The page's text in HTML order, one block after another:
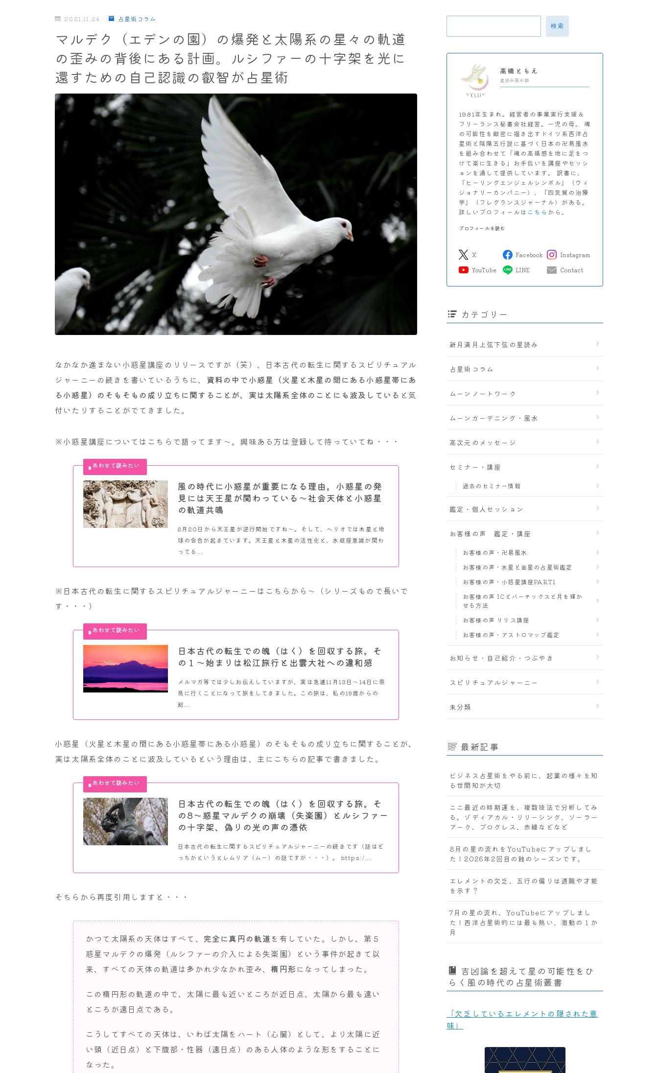
2021.11.24 占星術コラム
マルデク（エデンの園）の爆発と太陽系の星々の軌道
の歪みの背後にある計画。ルシファーの十字架を光に
還すための自己認識の叡智が占星術
なかなか進まない小惑星講座のリリースですが（笑）、日本古代の転生に関するスピリチュアル
ジャーニーの続きを書いているうちに、 資料の中で小惑星（火星と木星の間にある小惑星帯にあ
る小惑星）のそもそもの成り立ちに関することが、実は太陽系全体のことにも波及している と気
付いたりすることがでてきました。
※小惑星講座についてはこちらで語ってます～。興味ある方は登録して待っていてね・・・
風の時代に小惑星が重要になる理由。小惑星の発
見には天王星が関わっている～社会天体と小惑星
の軌道共鳴
8月20日から天王星が逆行開始ですね～。そして、ヘリオでは木星と地
球の会合が起きています。天王星と木星の活性化と、水瓶座意識が関わ
ってる...
※日本古代の転生に関するスピリチュアルジャーニーはこちらから～（シリーズもので長いで
す・・・）
日本古代の転生での魄（はく）を回収する旅。そ
の１～始まりは松江旅行と出雲大社への違和感
メルマガ等では少しお伝えしていますが、実は急遽11月13日～14日に奈
良に行くことになって旅をしてきました。この旅は、私の19歳からの
総...
小惑星（火星と木星の間にある小惑星帯にある小惑星）のそもそもの成り立ちに関することが、
実は太陽系全体のことに波及しているという理由は、主にこちらの記事で書きました。
日本古代の転生での魄（はく）を回収する旅。そ
の8～惑星マルデクの崩壊（失楽園）とルシファー
の十字架、偽りの光の声の憑依
日本古代の転生に関するスピリチュアルジャーニーの続きです（話はど
っちかというとレムリア（ムー）の話ですが・・・）。 https:/...
そちらから再度引用しますと・・・
かつて太陽系の天体はすべて、 完全に真円の軌道を有していた。しかし、第５
惑星マルデクの爆発（ルシファーの介入による失楽園）という事件が起きて以
来、すべての天体の軌道は多かれ少なかれ歪み、 楕円形 になってしまった。
この楕円形の軌道の中で、太陽に最も近いところが近日点、太陽から最も遠い
ところが遠日点である。
こうしてすべての天体は、いわば太陽をハート（心臓）として、より太陽に近
い頭（近日点）と下腹部・性器（遠日点）のある人体のような形をすることに
なった。
検索
高橋ともえ
星読み風水師
1981年生まれ。経営者の事業実行支援＆
フリーランス秘書会社経営。一児の母。 魂
の可能性を緻密に描き出すドイツ系西洋占
星術と陰陽五行説に基づく日本の卍易風水
を組み合わせて「魂の高揚感を地に足をつ
けて楽に生きる」お手伝いを講座やセッシ
ョンを通して提供しています。 訳書に、
『ヒーリングエンジェルシンボル』（ヴィ
ジョナリーカンパニー）、『四気質の治療
学』（フレグランスジャーナル）がある。
詳しいプロフィールは こちら から。
プロフィールを読む
X Facebook
Instagram
YouTube
LINE Contact
カテゴリー
新月満月上弦下弦の星読み
占星術コラム
ムーンノートワーク
ムーンガーデニング・風水
高次元のメッセージ
セミナー・講座
過去のセミナー情報
鑑定・個人セッション
お客様の声 鑑定・講座
お客様の声・卍易風水
お客様の声・水星と金星の占星術鑑定
お客様の声・小惑星講座PART1
お客様の声 ICとバーテックスと月を輝か
せる方法
お客様の声 リリス講座
お客様の声・アストロマップ鑑定
お知らせ・自己紹介・つぶやき
スピリチュアルジャーニー
未分類
最新記事
ビジネス占星術をやる前に、起業の様々を知
る世間知が大切
ここ最近の時期運を、複数技法で分析してみ
る。ゾディアカル・リリーシング、ソーラー
アーク、プログレス、赤緯などなど
8月の星の流れをYouTubeにアップしまし
た！2026年2回目の蝕のシーズンです。
エレメントの欠乏、五行の偏りは適職や才能
を示す？
7月の星の流れ、YouTubeにアップしまし
た！西洋占星術的には最も熱い、激動の１か
月
吉凶論を超えて星の可能性をひ
らく風の時代の占星術叢書
「欠乏しているエレメントの隠された意
味」